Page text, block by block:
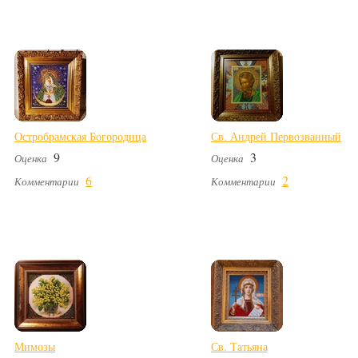
Остробрамская Богородица
Оценка 9
Комментарии 6
Св. Андрей Первозванный
Оценка 3
Комментарии 2
Мимозы Св. Татьяна